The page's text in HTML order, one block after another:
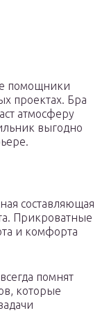
помощники
проектах. Бра
атмосферу
выгодно
составляющая
Прикроватные
и комфорта
помнят
которые